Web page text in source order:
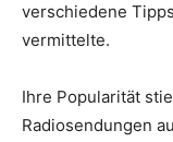
verschiedene
vermittelte.
Ihre Popularität
Radiosendungen